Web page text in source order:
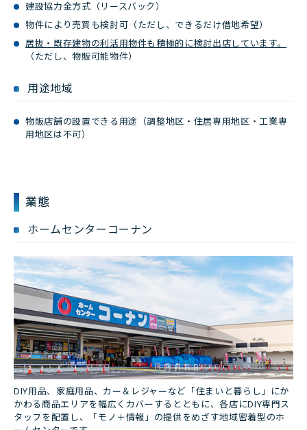
建設協力金方式（リースバック）
物件により売買も検討可（ただし、できるだけ借地希望）
居抜・既存建物の利活用物件も積極的に検討出店しています。
（ただし、物販可能物件）
用途地域
物販店舗の設置できる用途（調整地区・住居専用地区・工業専
用地区は不可）
業態
ホームセンターコーナン
DIY用品、家庭用品、カー＆レジャーなど「住まいと暮らし」にか
かわる商品エリアを幅広くカバーするとともに、各店にDIY専門ス
タッフを配置し、「モノ＋情報」の提供をめざす地域密着型のホ